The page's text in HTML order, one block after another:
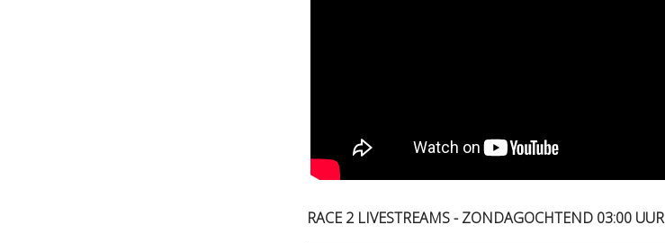
RACE 2 LIVESTREAMS - ZONDAGOCHTEND 03:00 UUR